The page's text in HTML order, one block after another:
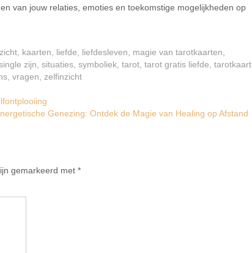
van jouw relaties, emoties en toekomstige mogelijkheden op
kaarten liefde liefdesleven magie van tarotkaarten
zijn situaties symboliek tarot tarot gratis liefde tarotkaart
vragen zelfinzicht
Genezing: Ontdek de Magie van Healing op Afstand
gemarkeerd met *